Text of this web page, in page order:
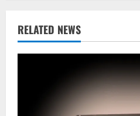
a
v
RELATED NEWS